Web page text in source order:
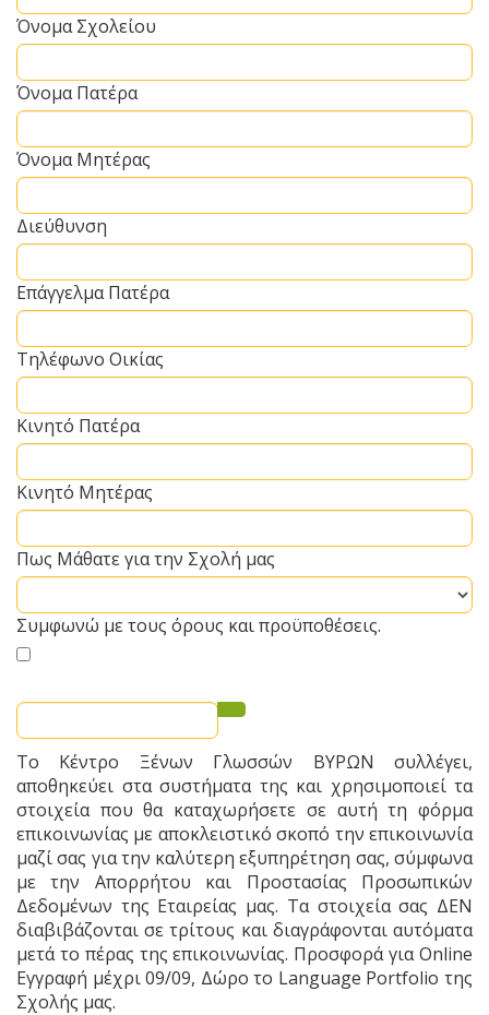
Όνομα Σχολείου
Όνομα Πατέρα
Όνομα Μητέρας
Διεύθυνση
Επάγγελμα Πατέρα
Τηλέφωνο Οικίας
Κινητό Πατέρα
Κινητό Μητέρας
Πως Μάθατε για την Σχολή μας
Συμφωνώ με τους όρους και προϋποθέσεις.
Το Κέντρο Ξένων Γλωσσών ΒΥΡΩΝ συλλέγει,
αποθηκεύει στα συστήματα της και χρησιμοποιεί τα
στοιχεία που θα καταχωρήσετε σε αυτή τη φόρμα
επικοινωνίας με αποκλειστικό σκοπό την επικοινωνία
μαζί σας για την καλύτερη εξυπηρέτηση σας, σύμφωνα
με την Απορρήτου και Προστασίας Προσωπικών
Δεδομένων της Εταιρείας μας. Τα στοιχεία σας ΔΕΝ
διαβιβάζονται σε τρίτους και διαγράφονται αυτόματα
μετά το πέρας της επικοινωνίας. Προσφορά για Online
Εγγραφή μέχρι 09/09, Δώρο το Language Portfolio της
Σχολής μας.